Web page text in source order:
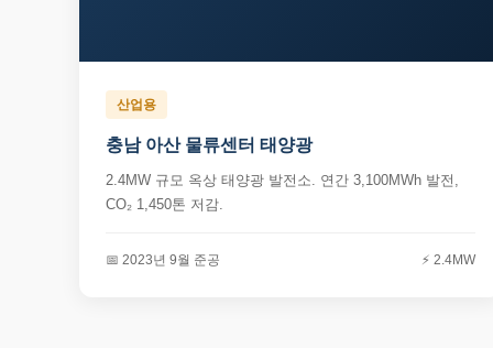
산업용
충남 아산 물류센터 태양광
2.4MW 규모 옥상 태양광 발전소. 연간 3,100MWh 발전,
CO₂ 1,450톤 저감.
📅 2023년 9월 준공 ⚡ 2.4MW